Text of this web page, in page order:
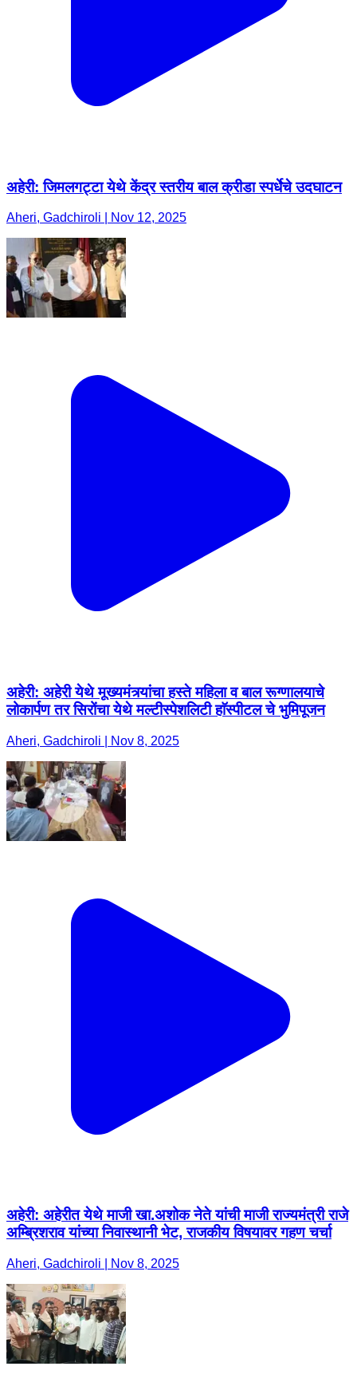
अहेरी: जिमलगट्टा येथे केंद्र स्तरीय बाल क्रीडा स्पर्धेचे उदघाटन
Aheri, Gadchiroli | Nov 12, 2025
अहेरी: अहेरी येथे मूख्यमंत्र्यांचा हस्ते महिला व बाल रूग्णालयाचे
लोकार्पण तर सिरोंचा येथे मल्टीस्पेशलिटी हाॅस्पीटल चे भुमिपूजन
Aheri, Gadchiroli | Nov 8, 2025
अहेरी: अहेरीत येथे माजी खा.अशोक नेते यांची माजी राज्यमंत्री राजे
अम्ब्रिशराव यांच्या निवास्थानी भेट, राजकीय विषयावर गहण चर्चा
Aheri, Gadchiroli | Nov 8, 2025